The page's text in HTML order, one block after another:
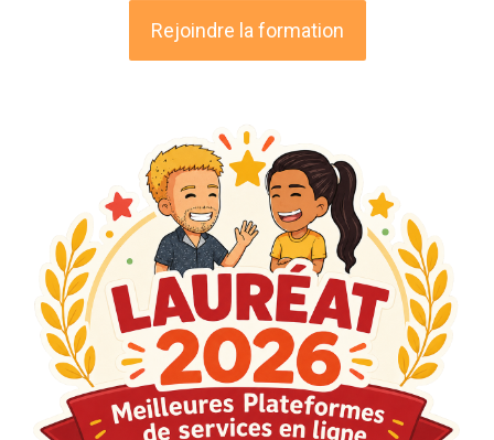
Rejoindre la formation